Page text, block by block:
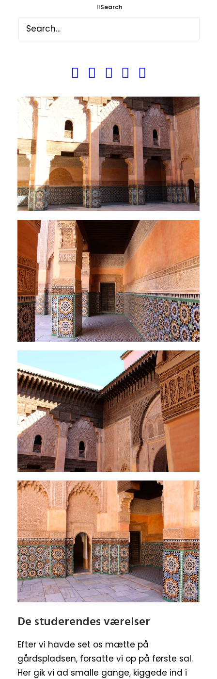
Search
udsmykninger. Vi blev ydmyge over den
mange år siden, var byggerier kunst.
De studerendes værelser
Efter vi havde set os mætte på
gårdspladsen, forsatte vi op på første sal.
Her gik vi ad smalle gange, kiggede ind i